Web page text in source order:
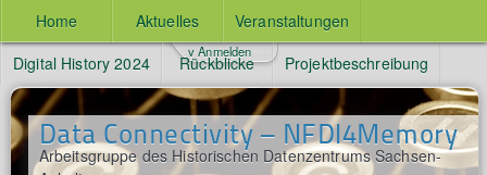
Home Aktuelles
Veranstaltungen
Digital History 2024
Rückblicke Projektbeschreibung
Data Connectivity – NFDI4Memory
Arbeitsgruppe des Historischen Datenzentrums Sachsen-
v Anmelden